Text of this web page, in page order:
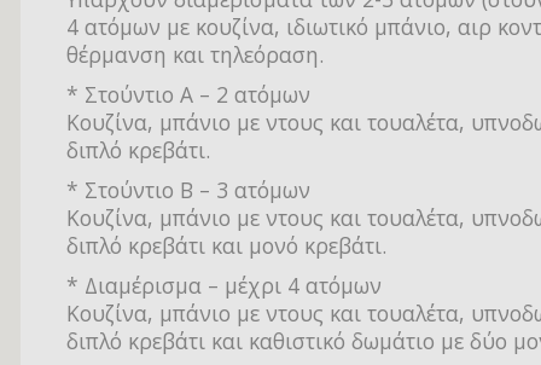
4 ατόμων με κουζίνα, ιδιωτικό μπάνιο, αιρ
θέρμανση και τηλεόραση.
* Στούντιο Α – 2 ατόμων
Κουζίνα, μπάνιο με ντους και τουαλέτα,
διπλό κρεβάτι.
* Στούντιο Β – 3 ατόμων
Κουζίνα, μπάνιο με ντους και τουαλέτα,
διπλό κρεβάτι και μονό κρεβάτι.
* Διαμέρισμα – μέχρι 4 ατόμων
Κουζίνα, μπάνιο με ντους και τουαλέτα,
διπλό κρεβάτι και καθιστικό δωμάτιο με δύο